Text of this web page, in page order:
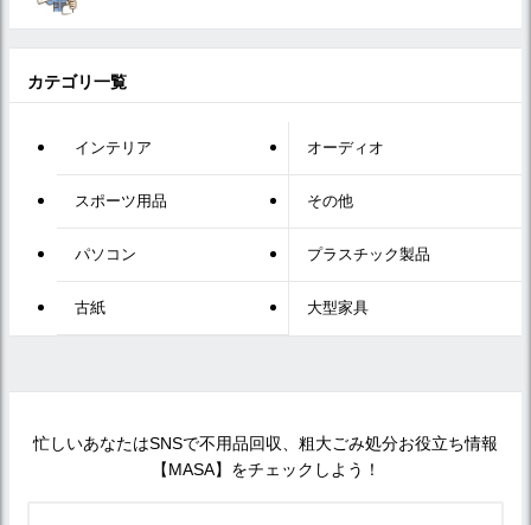
カテゴリ一覧
インテリア オーディオ
スポーツ用品 その他
パソコン プラスチック製品
古紙 大型家具
忙しいあなたはSNSで不用品回収、粗大ごみ処分お役立ち情報
【MASA】をチェックしよう！